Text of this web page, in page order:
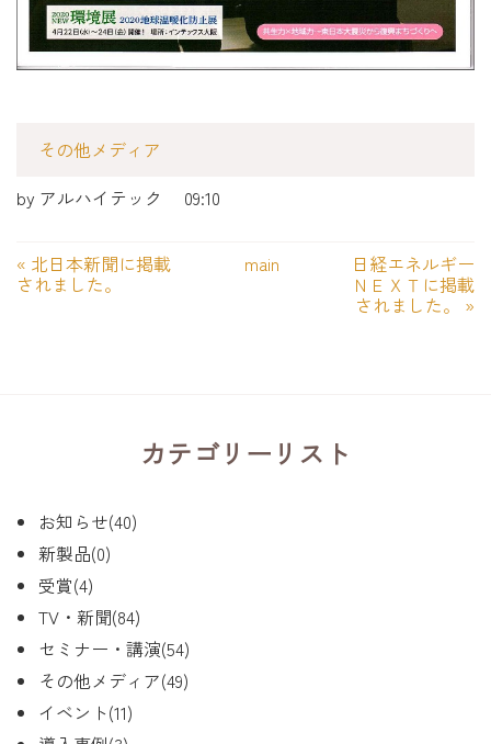
その他メディア
by アルハイテック 09:10
« 北日本新聞に掲載
されました。
main 日経エネルギー
ＮＥＸＴに掲載
されました。 »
カテゴリーリスト
お知らせ(40)
新製品(0)
受賞(4)
TV・新聞(84)
セミナー・講演(54)
その他メディア(49)
イベント(11)